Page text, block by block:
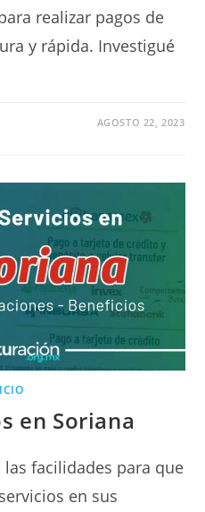
realizar pagos de
y rápida. Investigué
AGOSTO 22, 2023
en Soriana
facilidades para que
en sus